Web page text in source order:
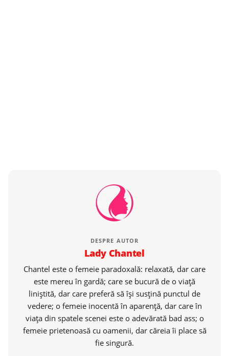
DESPRE AUTOR
Lady Chantel
Chantel este o femeie paradoxală: relaxată, dar care
este mereu în gardă; care se bucură de o viaţă
liniştită, dar care preferă să îşi susţină punctul de
vedere; o femeie inocentă în aparenţă, dar care în
viaţa din spatele scenei este o adevărată bad ass; o
femeie prietenoasă cu oamenii, dar căreia îi place să
fie singură.